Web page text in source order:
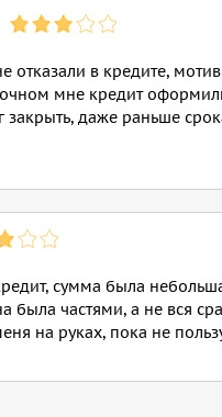
отказали в кредите,
мне кредит
даже раньше
сумма была
была частями, а не вся
на руках, пока не